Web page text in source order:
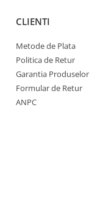
CLIENTI
Metode de Plata
Politica de Retur
Garantia Produselor
Formular de Retur
ANPC